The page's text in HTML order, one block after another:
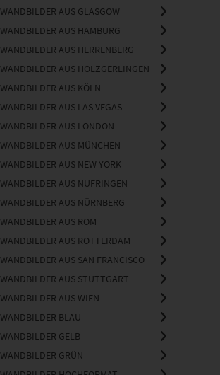
WANDBILDER AUS GLASGOW
WANDBILDER AUS HAMBURG
WANDBILDER AUS HERRENBERG
WANDBILDER AUS HOLZGERLINGEN
WANDBILDER AUS KÖLN
WANDBILDER AUS LAS VEGAS
WANDBILDER AUS LONDON
WANDBILDER AUS MÜNCHEN
WANDBILDER AUS NEW YORK
WANDBILDER AUS NUFRINGEN
WANDBILDER AUS NÜRNBERG
WANDBILDER AUS ROM
WANDBILDER AUS ROTTERDAM
WANDBILDER AUS SAN FRANCISCO
WANDBILDER AUS STUTTGART
WANDBILDER AUS WIEN
WANDBILDER BLAU
WANDBILDER GELB
WANDBILDER GRÜN